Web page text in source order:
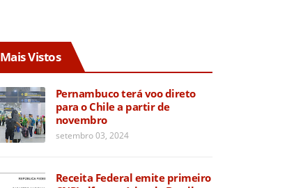
Mais Vistos
Pernambuco terá voo direto
para o Chile a partir de
novembro
setembro 03, 2024
Receita Federal emite primeiro